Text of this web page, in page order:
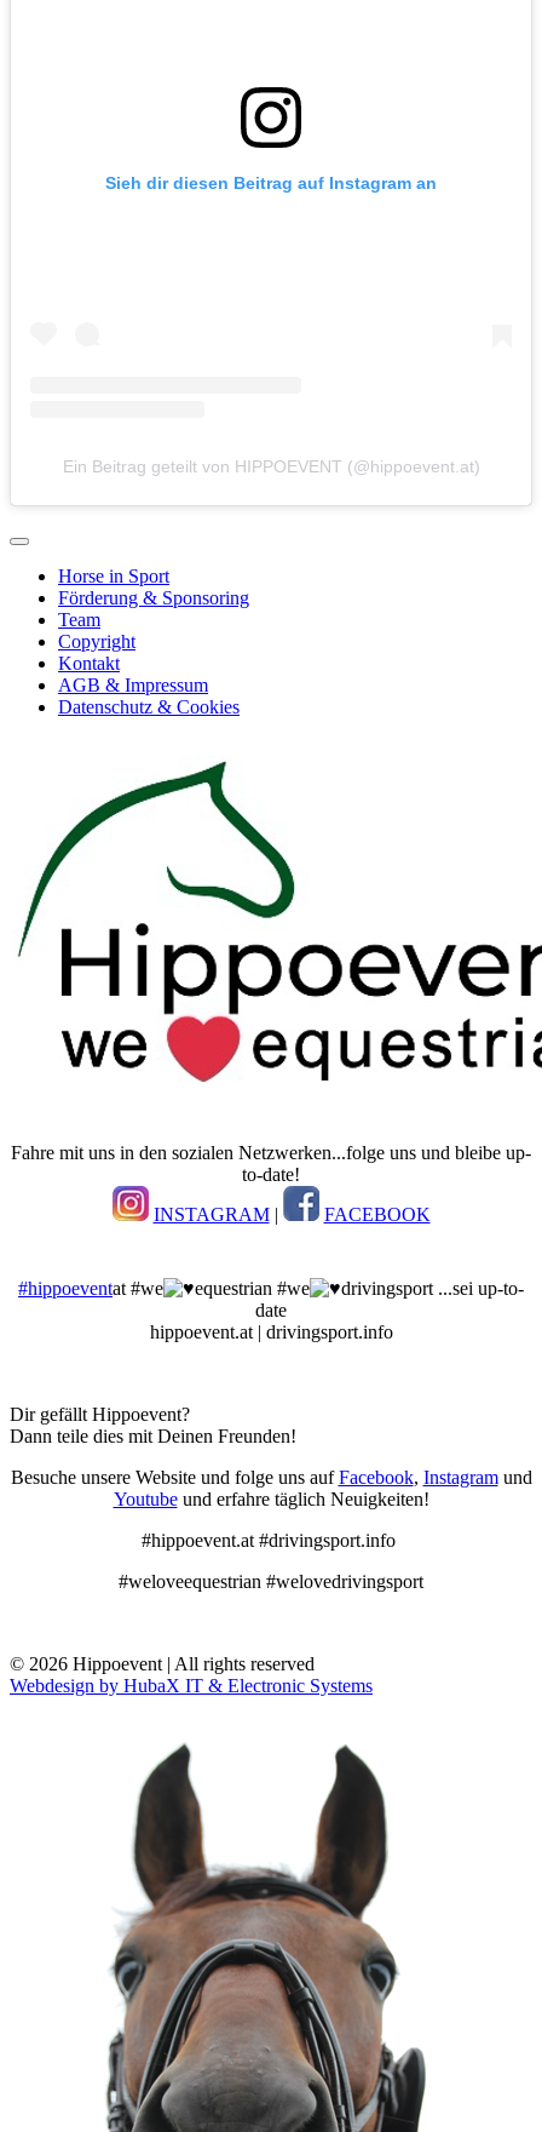
Sieh dir diesen Beitrag auf Instagram an
Ein Beitrag geteilt von HIPPOEVENT (@hippoevent.at)
Horse in Sport
Förderung & Sponsoring
Team
Copyright
Kontakt
AGB & Impressum
Datenschutz & Cookies
Fahre mit uns in den sozialen Netzwerken...folge uns und bleibe up-
to-date!
INSTAGRAM| FACEBOOK
#hippoeventat #we equestrian #we
drivingsport ...sei up-to-
date
hippoevent.at | drivingsport.info
Dir gefällt Hippoevent?
Dann teile dies mit Deinen Freunden!
Besuche unsere Website und folge uns aufFacebook, Instagramund
Youtubeund erfahre täglich Neuigkeiten!
#hippoevent.at #drivingsport.info
#weloveequestrian #welovedrivingsport
© 2026 Hippoevent | All rights reserved
Webdesign by HubaX IT & Electronic Systems